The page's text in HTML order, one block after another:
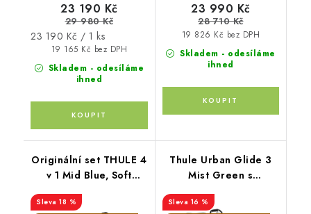
Skladem - odesíláme
ihned
19 165 Kč bez DPH
23 190 Kč
29 980 Kč
Měrná
cena:
23 190 Kč / 1 ks
Skladem - odesíláme
ihned
19 826 Kč bez DPH
23 990 Kč
28 710 Kč
Originální set THULE 4
v 1 Mid Blue, Soft
Beige, Black
18 %
Thule Urban Glide 3
Mist Green s
magnetickou přezkou +
hluboká korba Black
16 %